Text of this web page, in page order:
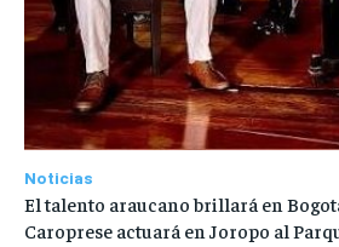
Noticias
El talento araucano brillará en
Caroprese actuará en Joropo al